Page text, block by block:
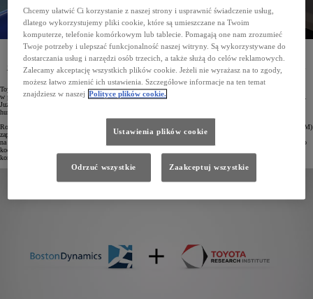
Toyota Research Institute (TRI) wraz z Boston Dynamics ogłosiły najnowsze osiągnięcia w rozwoju
humanoidalnego robota Atlas. Dzięki zastosowaniu sztucznej inteligencji maszyna potrafi teraz
jednocześnie poruszać się i realizować złożone zadania manualne. Co więcej, wprowadzanie nowych
umiejętności odbywa się sprawnie i nie wymaga pisania dodatkowego kodu.
Toyota Research Institute (TRI), uznawany za światowego lidera w dziedzinie sztucznej inteligencji,
w październiku 2024 roku nawiązał bliższą współpracę z Boston Dynamics, pionierem w dziedzinie robotyki.
Już niespełna dziesięć miesięcy później obie organizacje poinformowały o istotnych postępach w rozwoju
humanoidalnego robota.
Robot Atlas firmy Boston Dynamics korzystający z opracowanych przez TRI Dużych Modeli Zachowań (LBM)
zaprezentował nowe możliwości, łącząc poruszanie się, precyzyjne działania manualne i bieżące reagowanie
na otoczenie. W przeciwieństwie do poprzedniej generacji nauka nowych umiejętności nie wymagała ręcznego
kodowania. Dzięki zastosowaniu LBM Atlas błyskawicznie adaptuje się do nowych zadań, eliminując
konieczność pisania dodatkowych linijek kodu.
Chcemy ułatwić Ci korzystanie z naszej strony i usprawnić świadczenie usług,
dlatego wykorzystujemy pliki cookie, które są umieszczane na Twoim
komputerze, telefonie komórkowym lub tablecie. Pomagają one nam zrozumieć
Twoje potrzeby i ulepszać funkcjonalność naszej witryny. Są wykorzystywane do
dostarczania usług i narzędzi osób trzecich, a także służą do celów reklamowych.
Zalecamy akceptację wszystkich plików cookie. Jeżeli nie wyrażasz na to zgody,
możesz łatwo zmienić ich ustawienia. Szczegółowe informacje na ten temat
znajdziesz w naszej Polityce plików cookie.
Ustawienia plików cookie
Odrzuć wszystkie Zaakceptuj wszystkie